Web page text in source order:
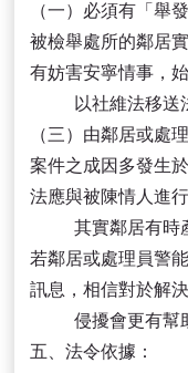
（一）必須有「舉
被檢舉處所的鄰居
有妨害安寧情事，
以社維法移送法
（三）由鄰居或處
案件之成因多發生
法應與被陳情人進行
其實鄰居有時產
若鄰居或處理員警
訊息，相信對於解
侵擾會更有幫
五、法令依據：